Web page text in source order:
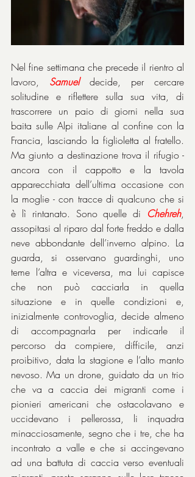
Nel fine settimana che precede il rientro al
lavoro, Samuel decide, per cercare
solitudine e riflettere sulla sua vita, di
trascorrere un paio di giorni nella sua
baita sulle Alpi italiane al confine con la
Francia, lasciando la figlioletta al fratello.
Ma giunto a destinazione trova il rifugio -
ancora con il cappotto e la tavola
apparecchiata dell’ultima occasione con
la moglie - con tracce di qualcuno che si
è lì rintanato. Sono quelle di Chehreh,
assopitasi al riparo dal forte freddo e dalla
neve abbondante dell’inverno alpino. La
guarda, si osservano guardinghi, uno
teme l’altra e viceversa, ma lui capisce
che non può cacciarla in quella
situazione e in quelle condizioni e,
inizialmente controvoglia, decide almeno
di accompagnarla per indicarle il
percorso da compiere, difficile, anzi
proibitivo, data la stagione e l’alto manto
nevoso. Ma un drone, guidato da un trio
che va a caccia dei migranti come i
pionieri americani che ostacolavano e
uccidevano i pellerossa, li inquadra
minacciosamente, segno che i tre, che ha
incontrato a valle e che si accingevano
ad una battuta di caccia verso eventuali